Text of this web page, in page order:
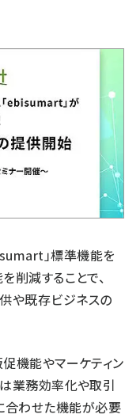
」標準機能を
削減することで、
や既存ビジネスの
機能やマーケティン
業務効率化や取引
合わせた機能が必要